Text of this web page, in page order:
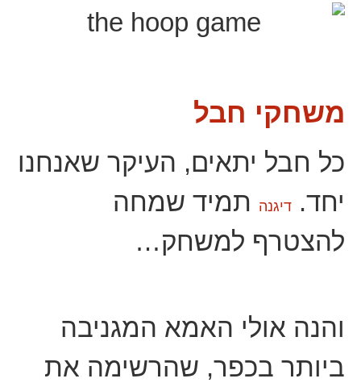
משחקי חבל
כל חבל יתאים, העיקר שאנחנו
יחד. דיגנה תמיד שמחה
להצטרף למשחק…
והנה אולי האמא המגניבה
ביותר בכפר, שהרשימה את